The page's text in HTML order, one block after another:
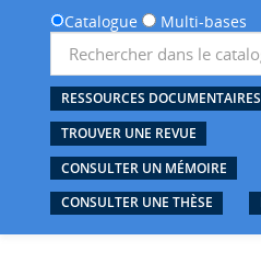
Catalogue Multi-bases
RESSOURCES
TROUVER UNE REVUE
CONSULTER UN MÉMOIRE
CONSULTER UNE THÈSE